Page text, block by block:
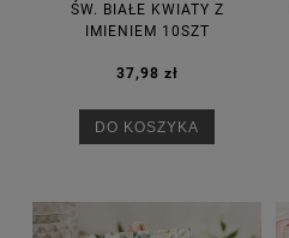
ŚW. BIAŁE KWIATY Z
IMIENIEM 10SZT
37,98 zł
DO KOSZYKA